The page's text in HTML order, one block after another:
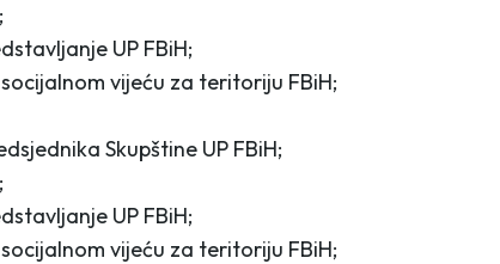
UP FBiH;
vijeću za teritoriju FBiH;
Skupštine UP FBiH;
UP FBiH;
vijeću za teritoriju FBiH;